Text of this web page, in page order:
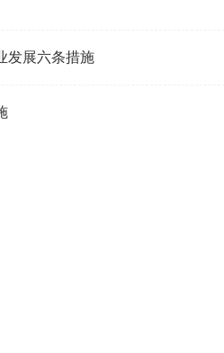
发展六条措施